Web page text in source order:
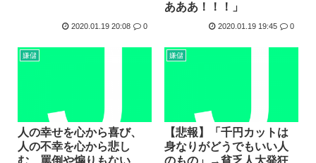
2020.01.19 20:08 0
あああ！！！」
2020.01.19 19:45 0
嫌儲
人の幸せを心から喜び、
人の不幸を心から悲し
嫌儲
【悲報】「千円カットは
身なりがどうでもいい人